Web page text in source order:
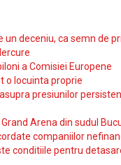
deceniu, ca semn de
a Comisiei Europene
o locuinta proprie
presiunilor
Arena din sudul
companiilor
conditiile pentru